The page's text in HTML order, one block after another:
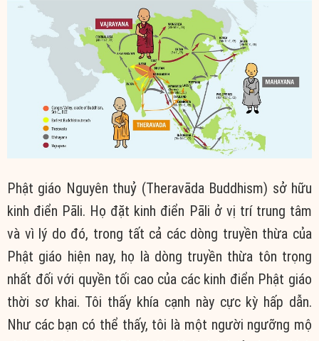
Phật giáo Nguyên thuỷ (Theravāda Buddhism) sở hữu
kinh điển Pāli. Họ đặt kinh điển Pāli ở vị trí trung tâm
và vì lý do đó, trong tất cả các dòng truyền thừa của
Phật giáo hiện nay, họ là dòng truyền thừa tôn trọng
nhất đối với quyền tối cao của các kinh điển Phật giáo
thời sơ khai. Tôi thấy khía cạnh này cực kỳ hấp dẫn.
Như các bạn có thể thấy, tôi là một người ngưỡng mộ